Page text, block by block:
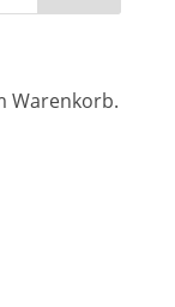
Warenkorb.